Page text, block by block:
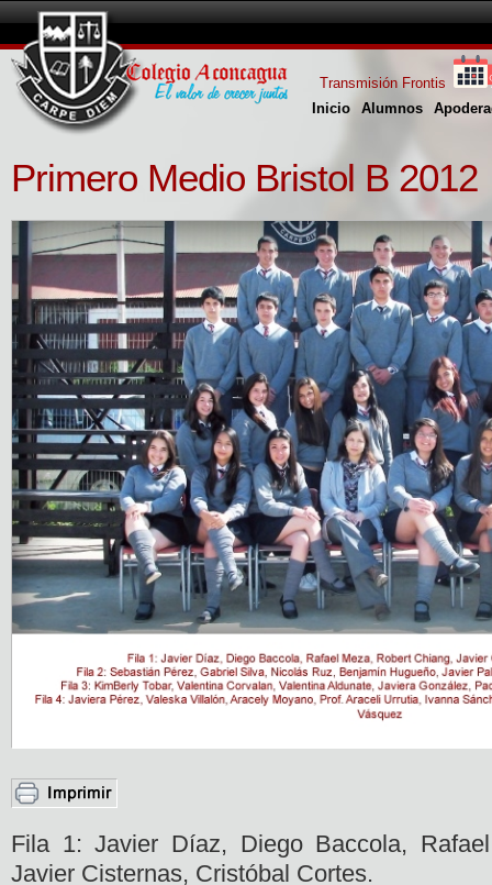
Inicio Alumnos
Transmisión Frontis
Primero Medio Bristol B 2012
Fila 1: Javier Díaz, Diego Baccola,
Javier Cisternas, Cristóbal Cortes.